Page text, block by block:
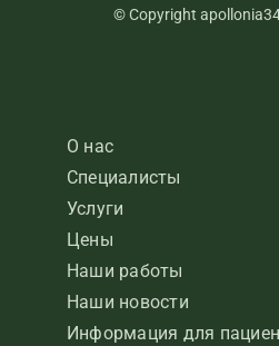
© Copyright
О нас
Специалисты
Услуги
Цены
Наши работы
Наши новости
Информация для